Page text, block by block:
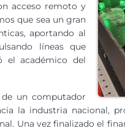
acceso remoto y
que sea un gran
aportando al
líneas que
el académico del
de un computador
la industria nacional,
Una vez finalizado el